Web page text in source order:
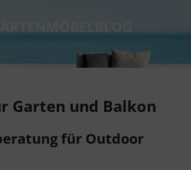
Garten und Balkon
für Outdoor